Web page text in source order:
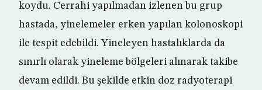
koydu. Cerrahi yapılmadan izlenen bu grup
hastada, yinelemeler erken yapılan kolonoskopi
ile tespit edebildi. Yineleyen hastalıklarda da
sınırlı olarak yineleme bölgeleri alınarak takibe
devam edildi. Bu şekilde etkin doz radyoterapi